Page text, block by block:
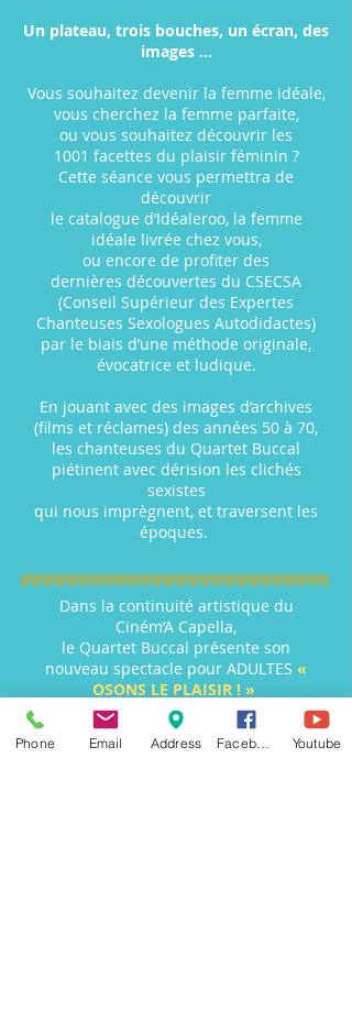
Un plateau, trois bouches, un écran, des
images …
Vous souhaitez devenir la femme idéale,
vous cherchez la femme parfaite,
ou vous souhaitez découvrir les
1001 facettes du plaisir féminin ?
Cette séance vous permettra de
découvrir
le catalogue d’Idéaleroo, la femme
idéale livrée chez vous,
ou encore de profiter des
dernières découvertes du CSECSA
(Conseil Supérieur des Expertes
Chanteuses Sexologues Autodidactes)
par le biais d’une méthode originale,
évocatrice et ludique.
En jouant avec des images d’archives
(films et réclames) des années 50 à 70,
les chanteuses du Quartet Buccal
piétinent avec dérision les clichés
sexistes
qui nous imprègnent, et traversent les
époques.
Dans la continuité artistique du
Ciném’A Capella,
le Quartet Buccal présente son
nouveau spectacle pour ADULTES «
OSONS LE PLAISIR ! »
Phone Email Address Youtube